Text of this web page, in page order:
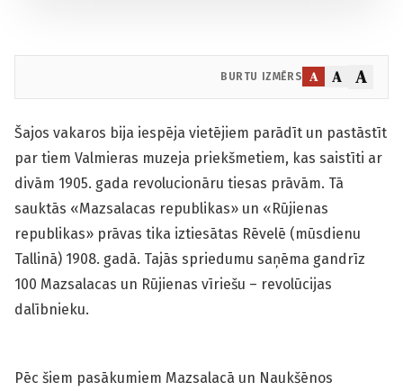
BURTU IZMĒRS A A A
Šajos vakaros bija iespēja vietējiem parādīt un pastāstīt
par tiem Valmieras muzeja priekšmetiem, kas saistīti ar
divām 1905. gada revolucionāru tiesas prāvām. Tā
sauktās «Mazsalacas republikas» un «Rūjienas
republikas» prāvas tika iztiesātas Rēvelē (mūsdienu
Tallinā) 1908. gadā. Tajās spriedumu saņēma gandrīz
100 Mazsalacas un Rūjienas vīriešu – revolūcijas
dalībnieku.
Pēc šiem pasākumiem Mazsalacā un Naukšēnos